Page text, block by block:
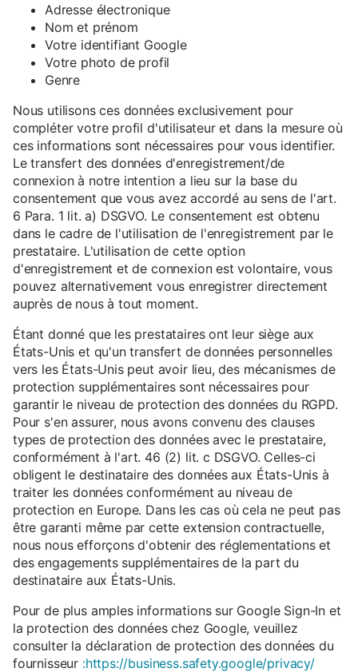
Adresse électronique
Nom et prénom
Votre identifiant Google
Votre photo de profil
Genre
Nous utilisons ces données exclusivement pour
compléter votre profil d'utilisateur et dans la mesure où
ces informations sont nécessaires pour vous identifier.
Le transfert des données d'enregistrement/de
connexion à notre intention a lieu sur la base du
consentement que vous avez accordé au sens de l'art.
6 Para. 1 lit. a) DSGVO. Le consentement est obtenu
dans le cadre de l'utilisation de l'enregistrement par le
prestataire. L'utilisation de cette option
d'enregistrement et de connexion est volontaire, vous
pouvez alternativement vous enregistrer directement
auprès de nous à tout moment.
Étant donné que les prestataires ont leur siège aux
États-Unis et qu'un transfert de données personnelles
vers les États-Unis peut avoir lieu, des mécanismes de
protection supplémentaires sont nécessaires pour
garantir le niveau de protection des données du RGPD.
Pour s'en assurer, nous avons convenu des clauses
types de protection des données avec le prestataire,
conformément à l'art. 46 (2) lit. c DSGVO. Celles-ci
obligent le destinataire des données aux États-Unis à
traiter les données conformément au niveau de
protection en Europe. Dans les cas où cela ne peut pas
être garanti même par cette extension contractuelle,
nous nous efforçons d'obtenir des réglementations et
des engagements supplémentaires de la part du
destinataire aux États-Unis.
Pour de plus amples informations sur Google Sign-In et
la protection des données chez Google, veuillez
consulter la déclaration de protection des données du
fournisseur :https://business.safety.google/privacy/